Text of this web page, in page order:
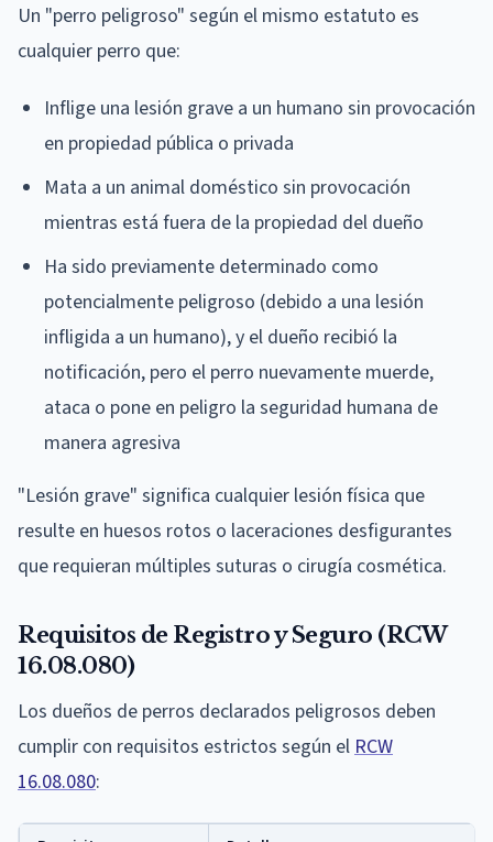
Un "perro peligroso" según el mismo estatuto es
cualquier perro que:
Inflige una lesión grave a un humano sin provocación
en propiedad pública o privada
Mata a un animal doméstico sin provocación
mientras está fuera de la propiedad del dueño
Ha sido previamente determinado como
potencialmente peligroso (debido a una lesión
infligida a un humano), y el dueño recibió la
notificación, pero el perro nuevamente muerde,
ataca o pone en peligro la seguridad humana de
manera agresiva
"Lesión grave" significa cualquier lesión física que
resulte en huesos rotos o laceraciones desfigurantes
que requieran múltiples suturas o cirugía cosmética.
Requisitos de Registro y Seguro (RCW
16.08.080)
Los dueños de perros declarados peligrosos deben
cumplir con requisitos estrictos según el RCW
16.08.080: